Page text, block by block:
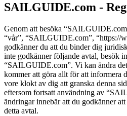
SAILGUIDE.com -
Genom att besöka
“vår”, “SAILGUIDE.com”, “https://
godkänner du att du binder dig
inte godkänner följande avtal, besök
“SAILGUIDE.com”. Vi kan ändra
kommer att göra allt för att informera
vore klokt av dig att granska denna
eftersom fortsatt användning av
ändringar innebär att du godkänner
detta avtal.